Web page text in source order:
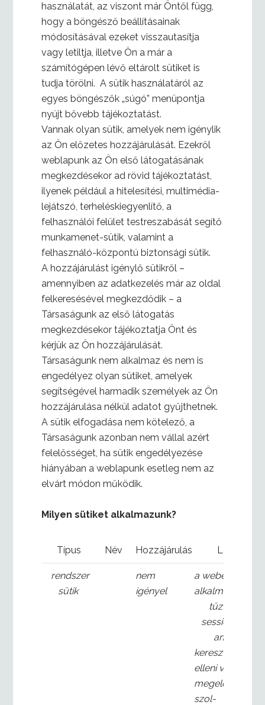
használatát, az viszont már Öntől függ,
hogy a böngésző beállításainak
módosításával ezeket visszautasítja
vagy letiltja, illetve Ön a már a
számítógépen lévő eltárolt sütiket is
tudja törölni. A sütik használatáról az
egyes böngészők „súgó” menüpontja
nyújt bővebb tájékoztatást.
Vannak olyan sütik, amelyek nem igénylik
az Ön előzetes hozzájárulását. Ezekről
weblapunk az Ön első látogatásának
megkezdésekor ad rövid tájékoztatást,
ilyenek például a hitelesítési, multimédia-
lejátszó, terheléskiegyenlítő, a
felhasználói felület testreszabását segítő
munkamenet-sütik, valamint a
felhasználó-központú biztonsági sütik.
A hozzájárulást igénylő sütikről –
amennyiben az adatkezelés már az oldal
felkeresésével megkezdődik – a
Társaságunk az első látogatás
megkezdésekor tájékoztatja Önt és
kérjük az Ön hozzájárulását.
Társaságunk nem alkalmaz és nem is
engedélyez olyan sütiket, amelyek
segítségével harmadik személyek az Ön
hozzájárulása nélkül adatot gyűjthetnek.
A sütik elfogadása nem kötelező, a
Társaságunk azonban nem vállal azért
felelősséget, ha sütik engedélyezése
hiányában a weblapunk esetleg nem az
elvárt módon működik.
Milyen sütiket alkalmazunk?
Típus Név Hozzájárulás Leírás
rendszer
sütik
nem
igényel
a webes
alkalmazás
tűzfalának
session sütije,
amely a
elleni
megelőzésére
szol-